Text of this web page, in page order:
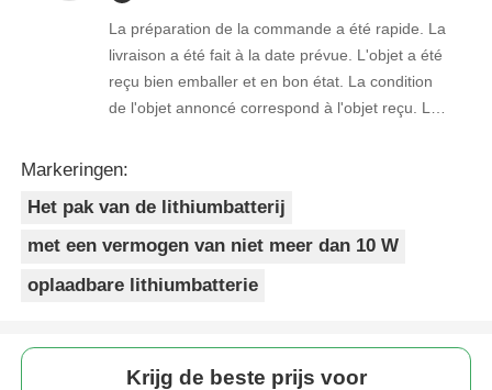
La préparation de la commande a été rapide. La
livraison a été fait à la date prévue. L'objet a été
reçu bien emballer et en bon état. La condition
de l'objet annoncé correspond à l'objet reçu. Le
Markeringen:
Het pak van de lithiumbatterij
met een vermogen van niet meer dan 10 W
oplaadbare lithiumbatterie
Krijg de beste prijs voor